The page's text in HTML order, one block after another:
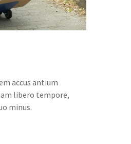
accus antium
libero tempore,
minus.